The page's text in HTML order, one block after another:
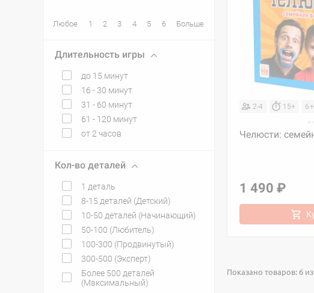
Любое 1 2 3 4 5 6 Больше
Длительность игры
до 15 минут
16 - 30 минут
31 - 60 минут
61 - 120 минут
от 2 часов
Кол-во деталей
1 деталь
8-15 деталей (Детский)
10-50 деталей (Начинающий)
50-100 (Любитель)
100-300 (Продвинутый)
300-500 (Эксперт)
Более 500 деталей
(Максимальный)
2-4 15+ 6+
Челюсти:
1 490 ₽
Показано товаров: 6